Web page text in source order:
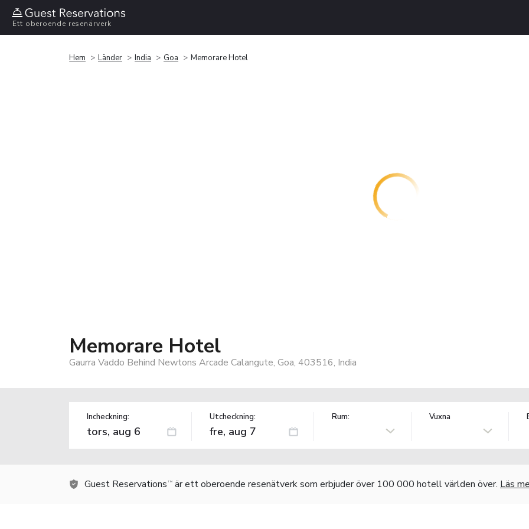
Ett oberoende resenärverk
Hem Länder India Goa Memorare Hotel
Memorare Hotel
Gaurra Vaddo Behind Newtons Arcade Calangute, Goa, 403516, India
Incheckning: Utcheckning: Rum: Vuxna
Guest Reservations TM är ett oberoende resenätverk som erbjuder över 100 000 hotell världen över. Läs